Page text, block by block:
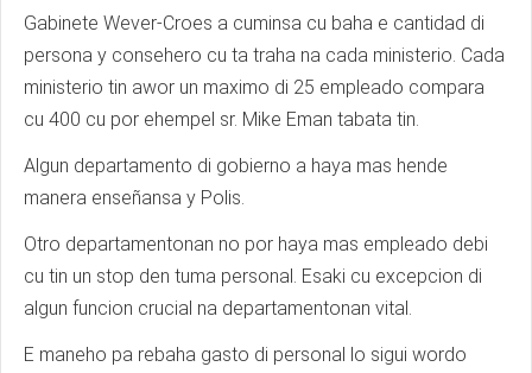
Gabinete Wever-Croes a cuminsa cu baha e cantidad di
persona y consehero cu ta traha na cada ministerio. Cada
ministerio tin awor un maximo di 25 empleado compara
cu 400 cu por ehempel sr. Mike Eman tabata tin.
Algun departamento di gobierno a haya mas hende
manera enseñansa y Polis.
Otro departamentonan no por haya mas empleado debi
cu tin un stop den tuma personal. Esaki cu excepcion di
algun funcion crucial na departamentonan vital.
E maneho pa rebaha gasto di personal lo sigui wordo